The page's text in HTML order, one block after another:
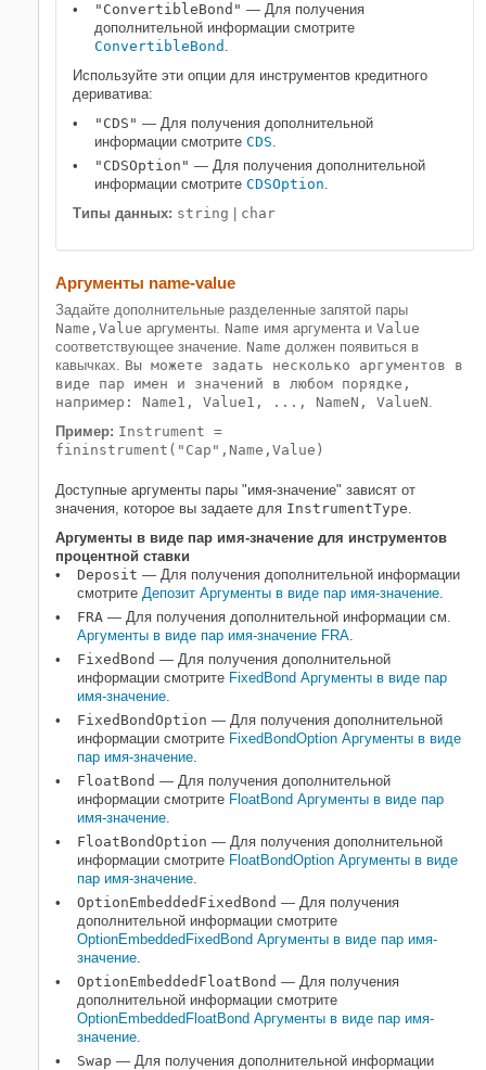
"ConvertibleBond" — Для получения
дополнительной информации смотрите
ConvertibleBond .
Используйте эти опции для инструментов кредитного
дериватива:
"CDS" — Для получения дополнительной
информации смотрите CDS.
"CDSOption" — Для получения дополнительной
информации смотрите CDSOption.
Типы данных: string char
Аргументы name-value
Задайте дополнительные разделенные запятой пары
Name,Value аргументы. Name имя аргумента и Value
соответствующее значение. Name должен появиться в
кавычках. Вы можете задать несколько аргументов в
виде пар имен и значений в любом порядке,
например: Name1, Value1, ..., NameN, ValueN.
Пример: Instrument =
fininstrument("Cap",Name,Value)
Доступные аргументы пары "имя-значение" зависят от
значения, которое вы задаете для InstrumentType.
Аргументы в виде пар имя-значение для инструментов
процентной ставки
Deposit — Для получения дополнительной информации
смотрите Депозит Аргументы в виде пар имя-значение.
FRA — Для получения дополнительной информации см.
Аргументы в виде пар имя-значение FRA.
FixedBond — Для получения дополнительной
информации смотрите FixedBond Аргументы в виде пар
имя-значение.
FixedBondOption — Для получения дополнительной
информации смотрите FixedBondOption Аргументы в виде
пар имя-значение.
FloatBond — Для получения дополнительной
информации смотрите FloatBond Аргументы в виде пар
имя-значение.
FloatBondOption — Для получения дополнительной
информации смотрите FloatBondOption Аргументы в виде
пар имя-значение.
OptionEmbeddedFixedBond — Для получения
дополнительной информации смотрите
OptionEmbeddedFixedBond Аргументы в виде пар имя-
значение.
OptionEmbeddedFloatBond — Для получения
дополнительной информации смотрите
OptionEmbeddedFloatBond Аргументы в виде пар имя-
значение.
Swap — Для получения дополнительной информации